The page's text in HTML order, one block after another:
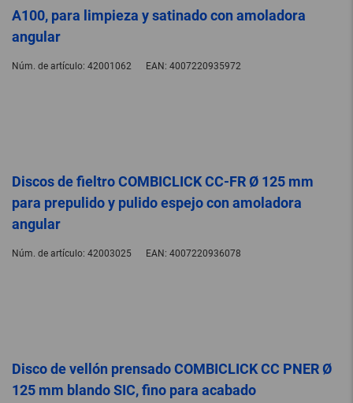
A100, para limpieza y satinado con amoladora
angular
Núm. de artículo: 42001062 EAN: 4007220935972
Discos de fieltro COMBICLICK CC-FR Ø 125 mm
para prepulido y pulido espejo con amoladora
angular
Núm. de artículo: 42003025 EAN: 4007220936078
Disco de vellón prensado COMBICLICK CC PNER Ø
125 mm blando SIC, fino para acabado